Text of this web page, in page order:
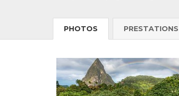
PHOTOS